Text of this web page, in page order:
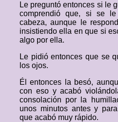
Le preguntó entonces si le
comprendió que, si se
cabeza, aunque le
insistiendo ella en que si
algo por ella.
Le pidió entonces que se
los ojos.
Él entonces la besó,
con eso y acabó
consolación por la
unos minutos antes y
que acabó muy rápido.